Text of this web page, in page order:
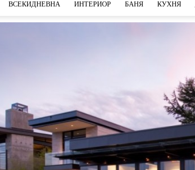
ВСЕКИДНЕВНА ИНТЕРИОР БАНЯ КУХНЯ